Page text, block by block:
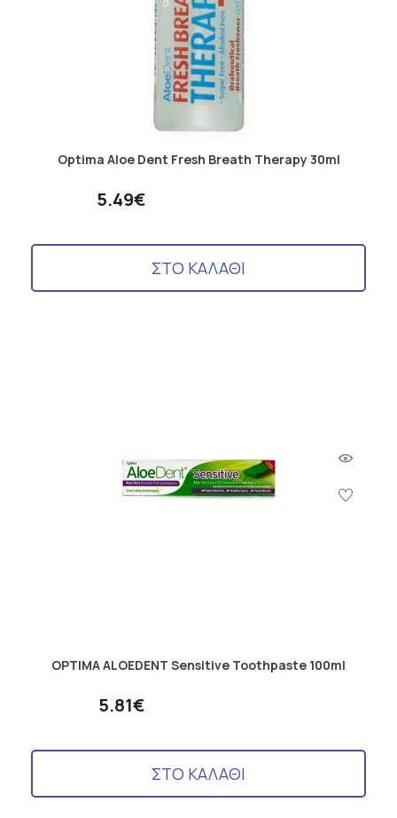
Optima Aloe Dent Fresh Breath Therapy 30ml
5.49€
ΣΤΟ ΚΑΛΑΘΙ
OPTIMA ALOEDENT Sensitive Toothpaste 100ml
5.81€
ΣΤΟ ΚΑΛΑΘΙ